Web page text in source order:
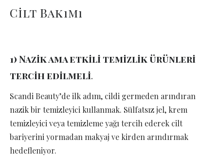
Cilt Bakımı
1) Nazik ama etkili temizlik ürünleri
tercih edilmeli.
Scandi Beauty’de ilk adım, cildi germeden arındıran
nazik bir temizleyici kullanmak. Sülfatsız jel, krem
temizleyici veya temizleme yağı tercih ederek cilt
bariyerini yormadan makyaj ve kirden arındırmak
hedefleniyor.